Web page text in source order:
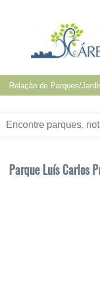
Parque Luís Carlos